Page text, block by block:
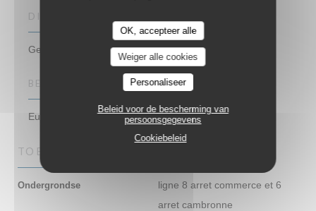
OK, accepteer alle
Weiger alle cookies
Personaliseer
Beleid voor de bescherming van
persoonsgegevens
Cookiebeleid
DIENSTEN
Geblokkeerde toegang, WIFI
BETAALMETHODEN
Eurocard / Mastercard, Contant geld, Visa, Debetkaart
TOEGANG
Ondergrondse
ligne 8 arret commerce et 6
arret cambronne